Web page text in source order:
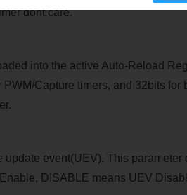
dont care.
into the active Auto-Reload
Capture timers, and 32bits for
update event(UEV). This parameter
DISABLE means UEV